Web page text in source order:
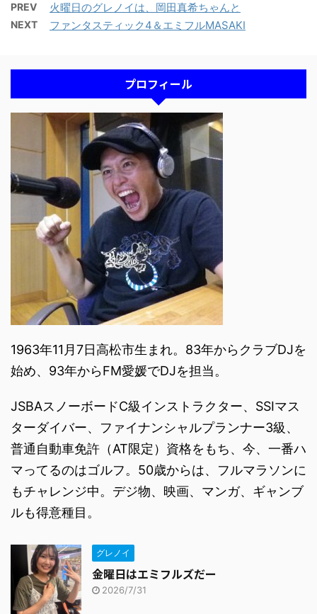
PREV 火曜日のグレノイは、岡田真希ちゃんと
NEXT ファンタスティック4＆エミフルMASAKI
プロフィール
1963年11月7日高松市生まれ。83年からクラブDJを
始め、93年からFM愛媛でDJを担当。
JSBAスノーボードC級インストラクター、SSIマス
ターダイバー、ファイナンシャルプランナー3級、
普通自動車免許（AT限定）資格をもち、今、一番ハ
マってるのはゴルフ。50歳からは、フルマラソンに
もチャレンジ中。デジ物、映画、マンガ、ギャンブ
ルも得意種目。
グレノイ
金曜日はエミフルズだー
2026/7/31